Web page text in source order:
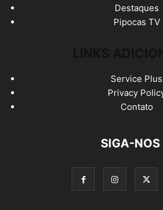
Destaques
Pipocas TV
Service Plus
Privacy
Contato
SIGA-NOS